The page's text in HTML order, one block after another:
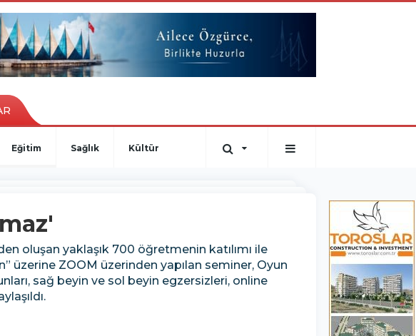
Eğitim Sağlık Kültür
oluşan yaklaşık 700 öğretmenin katılımı ile
üzerine ZOOM üzerinden yapılan seminer, Oyun
sağ beyin ve sol beyin egzersizleri, online